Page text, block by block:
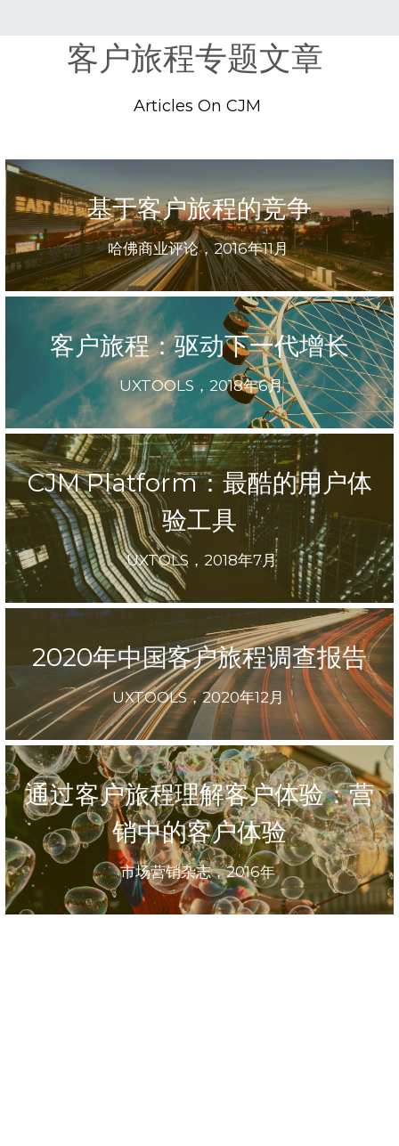
客户旅程专题文章
Articles On CJM
基于客户旅程的竞争
哈佛商业评论，2016年11月
客户旅程：驱动下一代增长
UXTOOLS，2018年6月
CJM Platform：最酷的用户体
验工具
UXTOLS，2018年7月
2020年中国客户旅程调查报告
UXTOOLS，2020年12月
通过客户旅程理解客户体验：营
销中的客户体验
市场营销杂志，2016年